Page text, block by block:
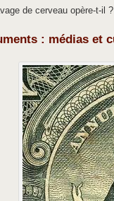
de cerveau opère-t-il ?
: médias et